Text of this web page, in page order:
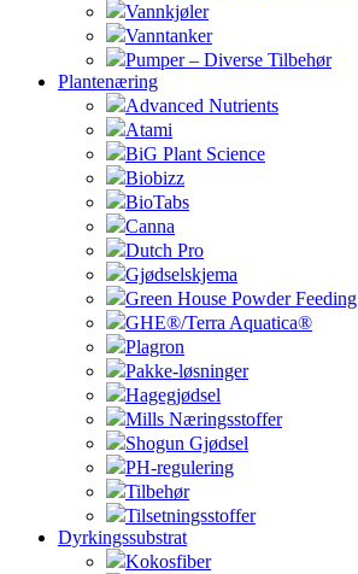
Vannkjøler
Vanntanker
Pumper – Diverse Tilbehør
Plantenæring
Advanced Nutrients
Atami
BiG Plant Science
Biobizz
BioTabs
Canna
Dutch Pro
Gjødselskjema
Green House Powder Feeding
GHE®/Terra Aquatica®
Plagron
Pakke-løsninger
Hagegjødsel
Mills Næringsstoffer
Shogun Gjødsel
PH-regulering
Tilbehør
Tilsetningsstoffer
Dyrkingssubstrat
Kokosfiber